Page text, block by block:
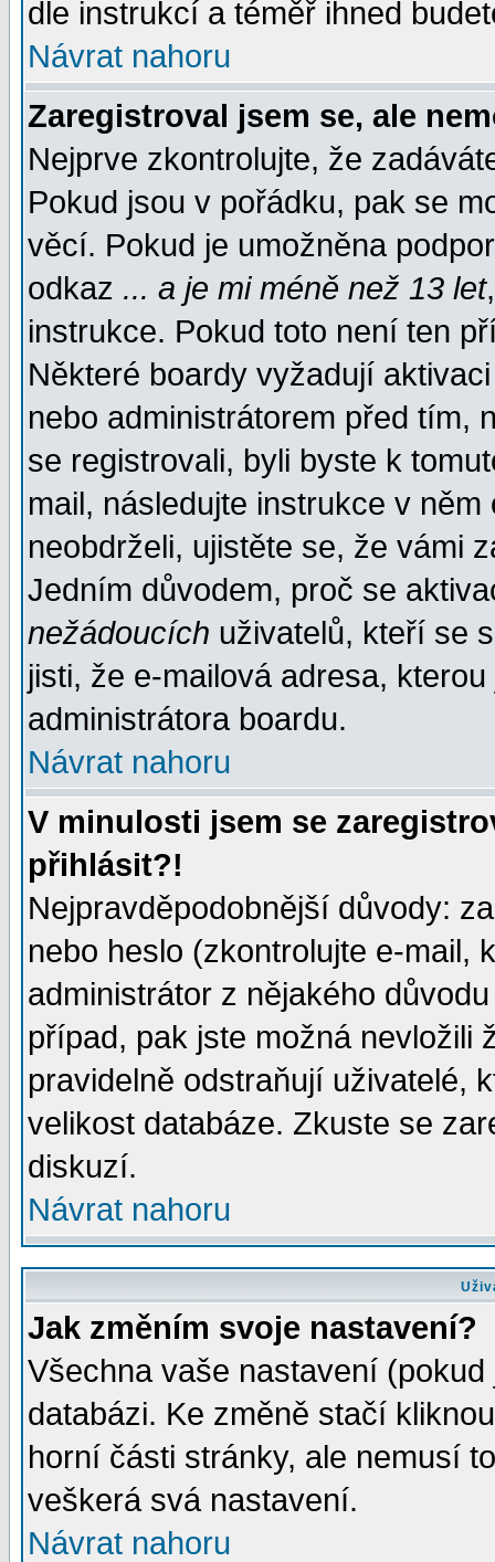
dle instrukcí a téměř ihned
Návrat nahoru
Zaregistroval jsem se, ale
Nejprve zkontrolujte, že
Pokud jsou v pořádku, pak se
věcí. Pokud je umožněna
odkaz ... a je mi méně než 13 let
instrukce. Pokud toto není ten
Některé boardy vyžadují
nebo administrátorem před tím,
se registrovali, byli byste k
mail, následujte instrukce v
neobdrželi, ujistěte se, že vámi
Jedním důvodem, proč se
nežádoucích uživatelů, kteří se
jisti, že e-mailová adresa,
administrátora boardu.
Návrat nahoru
V minulosti jsem se
přihlásit?!
Nejpravděpodobnější důvody:
nebo heslo (zkontrolujte e-mail,
administrátor z nějakého
případ, pak jste možná nevložili
pravidelně odstraňují uživatelé,
velikost databáze. Zkuste se
diskuzí.
Návrat nahoru
Jak změním svoje nastavení?
Všechna vaše nastavení
databázi. Ke změně stačí
horní části stránky, ale nemusí
veškerá svá nastavení.
Návrat nahoru